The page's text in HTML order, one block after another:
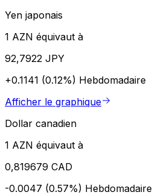
Yen japonais
1 AZN équivaut à
92,7922 JPY
+0.1141 (0.12%) Hebdomadaire
Afficher le graphique
Dollar canadien
1 AZN équivaut à
0,819679 CAD
-0.0047 (0.57%) Hebdomadaire